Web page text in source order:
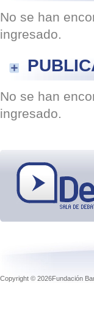
No se han
ingresado.
No se han
ingresado.
Copyright © 2026Fundación